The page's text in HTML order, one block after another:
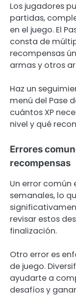
Los jugadores
partidas,
en el juego. El
consta de
recompensas
armas y otros
Haz un
menú del Pase
cuántos XP
nivel y qué
Errores
recompensas
Un error común
semanales, lo
revisar estos
finalización.
Otro error es
de juego.
ayudarte a
desafíos y